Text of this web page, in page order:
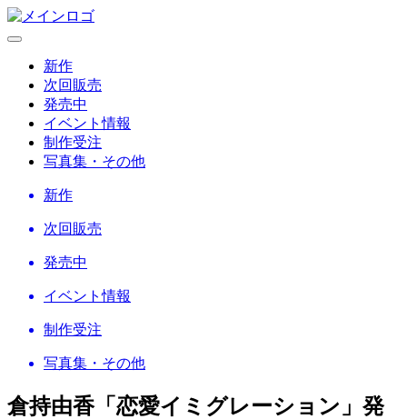
新作
次回販売
発売中
イベント情報
制作受注
写真集・その他
新作
次回販売
発売中
イベント情報
制作受注
写真集・その他
倉持由香「恋愛イミグレーション」 発